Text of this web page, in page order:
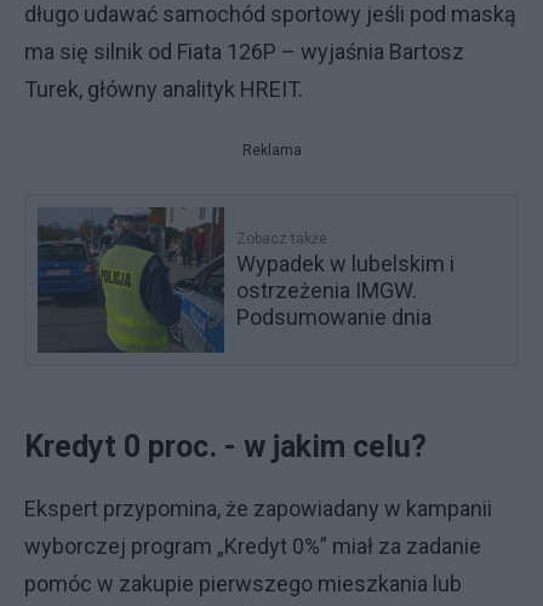
długo udawać samochód sportowy jeśli pod maską
ma się silnik od Fiata 126P – wyjaśnia Bartosz
Turek, główny analityk HREIT.
Reklama
Zobacz także
Wypadek w lubelskim i
ostrzeżenia IMGW.
Podsumowanie dnia
Kredyt 0 proc. - w jakim celu?
Ekspert przypomina, że zapowiadany w kampanii
wyborczej program „Kredyt 0%” miał za zadanie
pomóc w zakupie pierwszego mieszkania lub